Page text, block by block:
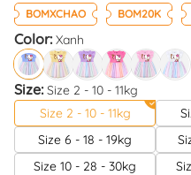
BOMXCHAO BOM20K
Color:Xanh
Size:Size 2 - 10 - 11kg
Size 2 - 10 - 11kg
Size 6 - 18 - 19kg
Size 10 - 28 - 30kg